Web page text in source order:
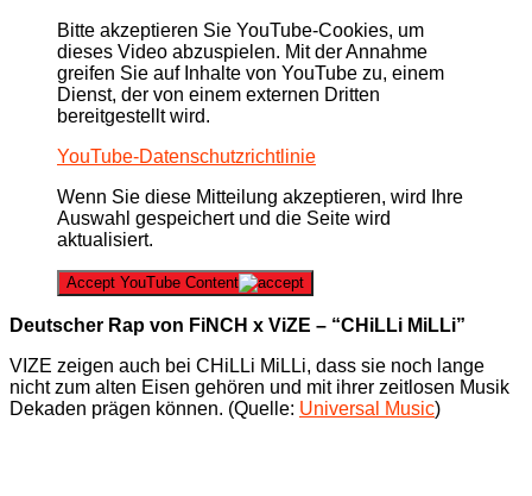
Bitte akzeptieren Sie YouTube-Cookies, um
dieses Video abzuspielen. Mit der Annahme
greifen Sie auf Inhalte von YouTube zu, einem
Dienst, der von einem externen Dritten
bereitgestellt wird.
YouTube-Datenschutzrichtlinie
Wenn Sie diese Mitteilung akzeptieren, wird Ihre
Auswahl gespeichert und die Seite wird
aktualisiert.
Accept YouTube Content
Deutscher Rap von FiNCH x ViZE – “CHiLLi MiLLi”
VIZE zeigen auch bei CHiLLi MiLLi, dass sie noch lange
nicht zum alten Eisen gehören und mit ihrer zeitlosen Musik
Dekaden prägen können. (Quelle: Universal Music)